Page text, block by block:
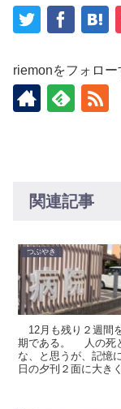
riemonをフォロー
関連記事
つぶやき
12月も残り２週間
期である。 人の死
な、と思うが、記憶
日の夕刊２面に大き